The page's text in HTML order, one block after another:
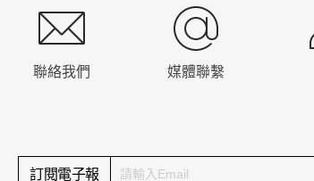
聯絡我們 媒體聯繫
訂閱電子報